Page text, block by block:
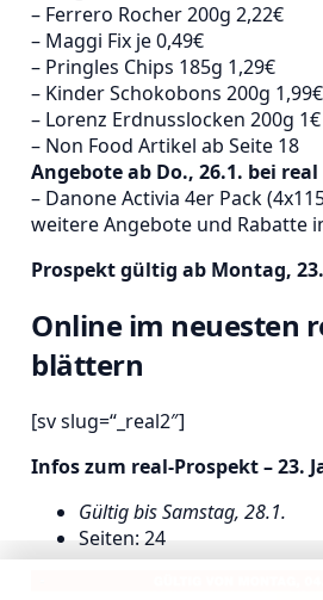
– Ferrero Rocher 200g 2,22€
– Maggi Fix je 0,49€
– Pringles Chips 185g 1,29€
– Kinder Schokobons 200g 1,99€
– Lorenz Erdnusslocken 200g 1€
– Non Food Artikel ab Seite 18
Angebote ab Do., 26.1. bei real
– Danone Activia 4er Pack
weitere Angebote und Rabatte
Prospekt gültig ab Montag,
Online im neuesten
blättern
[sv slug=“_real2″]
Infos zum real-Prospekt – 23.
Gültig bis Samstag, 28.1.
Seiten: 24